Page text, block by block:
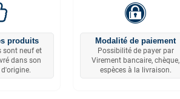
produits
sont neuf et
dans son
Modalité de paiement
Possibilité de payer par
Virement bancaire, chèque,
espèces à la livraison.